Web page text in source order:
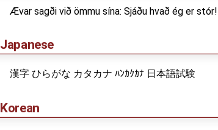
Ævar sagði við ömmu sína: Sjáðu hvað ég er stór!
Japanese
漢字 ひらがな カタカナ ﾊﾝｶｸｶﾅ 日本語試験
Korean